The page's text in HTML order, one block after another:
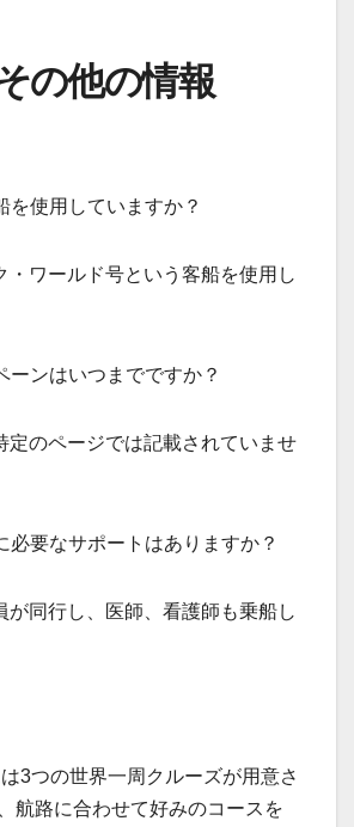
の他の情報
を使用していますか？
・ワールド号という客船を使用し
ーンはいつまでですか？
定のページでは記載されていませ
必要なサポートはありますか？
が同行し、医師、看護師も乗船し
3つの世界一周クルーズが用意さ
航路に合わせて好みのコースを